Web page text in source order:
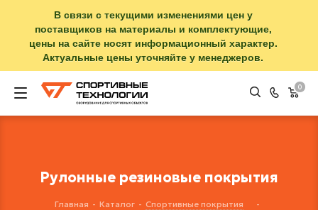
В связи с текущими изменениями цен у
поставщиков на материалы и комплектующие,
цены на сайте носят информационный характер.
Актуальные цены уточняйте у менеджеров.
0
Рулонные резиновые покрытия
Главная - Каталог - Спортивные покрытия
-